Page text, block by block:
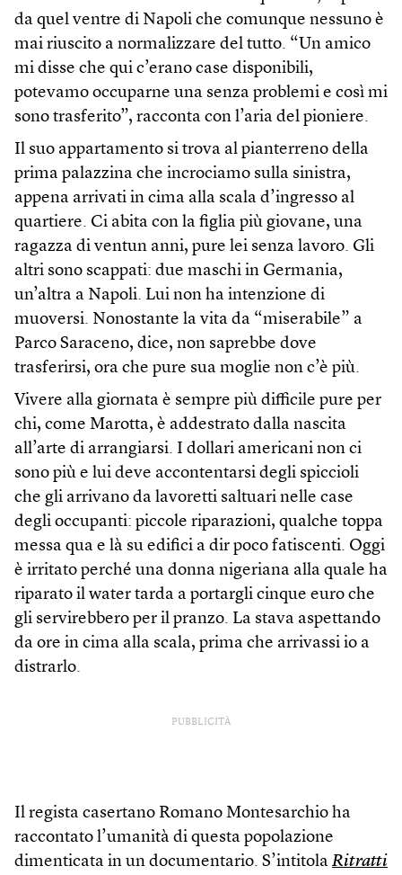
da quel ventre di Napoli che comunque nessuno è
mai riuscito a normalizzare del tutto. “Un amico
mi disse che qui c’erano case disponibili,
potevamo occuparne una senza problemi e così mi
sono trasferito”, racconta con l’aria del pioniere.
Il suo appartamento si trova al pianterreno della
prima palazzina che incrociamo sulla sinistra,
appena arrivati in cima alla scala d’ingresso al
quartiere. Ci abita con la figlia più giovane, una
ragazza di ventun anni, pure lei senza lavoro. Gli
altri sono scappati: due maschi in Germania,
un’altra a Napoli. Lui non ha intenzione di
muoversi. Nonostante la vita da “miserabile” a
Parco Saraceno, dice, non saprebbe dove
trasferirsi, ora che pure sua moglie non c’è più.
Vivere alla giornata è sempre più difficile pure per
chi, come Marotta, è addestrato dalla nascita
all’arte di arrangiarsi. I dollari americani non ci
sono più e lui deve accontentarsi degli spiccioli
che gli arrivano da lavoretti saltuari nelle case
degli occupanti: piccole riparazioni, qualche toppa
messa qua e là su edifici a dir poco fatiscenti. Oggi
è irritato perché una donna nigeriana alla quale ha
riparato il water tarda a portargli cinque euro che
gli servirebbero per il pranzo. La stava aspettando
da ore in cima alla scala, prima che arrivassi io a
distrarlo.
PUBBLICITÀ
Il regista casertano Romano Montesarchio ha
raccontato l’umanità di questa popolazione
dimenticata in un documentario. S’intitola Ritratti